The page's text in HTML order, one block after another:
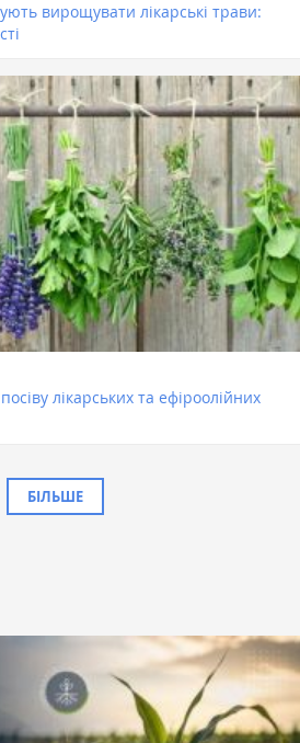
вирощувати лікарські трави:
лікарських та ефіроолійних
БІЛЬШЕ